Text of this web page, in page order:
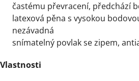
častému převracení, předchází
latexová pěna s vysokou
nezávadná
snímatelný povlak se zipem,
Vlastnosti